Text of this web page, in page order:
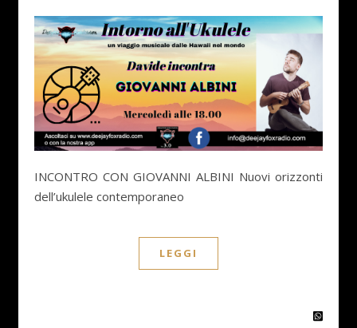
INCONTRO CON GIOVANNI ALBINI Nuovi orizzonti
dell’ukulele contemporaneo
LEGGI